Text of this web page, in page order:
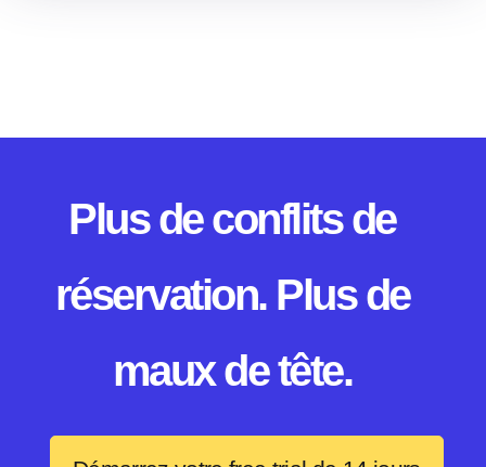
Plus de conflits de
réservation. Plus de
maux de tête.